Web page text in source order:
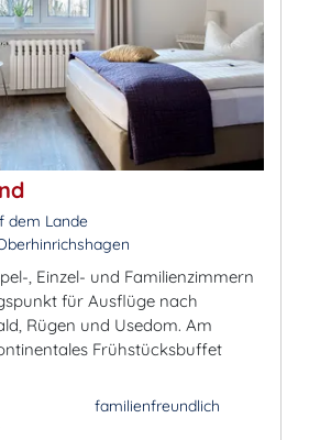
dem Lande
, Einzel- und Familienzimmern
für Ausflüge nach
Rügen und Usedom. Am
Frühstücksbuffet
familienfreundlich